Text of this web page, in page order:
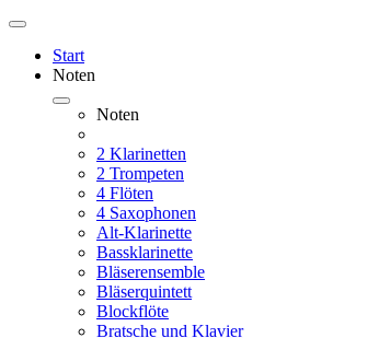
Start
Noten
Noten
2 Klarinetten
2 Trompeten
4 Flöten
4 Saxophonen
Alt-Klarinette
Bassklarinette
Bläserensemble
Bläserquintett
Blockflöte
Bratsche und Klavier